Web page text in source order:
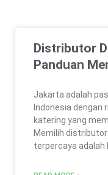
Distributor
Panduan
Jakarta adalah
Indonesia dengan
katering yang
Memilih
terpercaya adalah